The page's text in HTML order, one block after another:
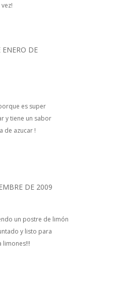
DE
es super
y tiene un sabor
de azucar !
DE 2009
un postre de limón
y listo para
limones!!!